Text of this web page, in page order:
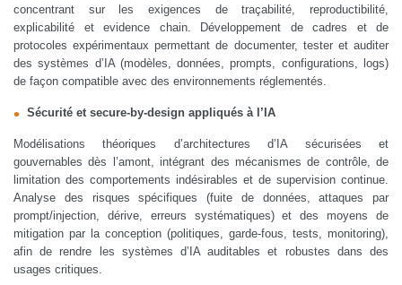
concentrant sur les exigences de traçabilité, reproductibilité,
explicabilité et evidence chain. Développement de cadres et de
protocoles expérimentaux permettant de documenter, tester et auditer
des systèmes d’IA (modèles, données, prompts, configurations, logs)
de façon compatible avec des environnements réglementés.
Sécurité et secure-by-design appliqués à l’IA
Modélisations théoriques d’architectures d’IA sécurisées et
gouvernables dès l’amont, intégrant des mécanismes de contrôle, de
limitation des comportements indésirables et de supervision continue.
Analyse des risques spécifiques (fuite de données, attaques par
prompt/injection, dérive, erreurs systématiques) et des moyens de
mitigation par la conception (politiques, garde-fous, tests, monitoring),
afin de rendre les systèmes d’IA auditables et robustes dans des
usages critiques.